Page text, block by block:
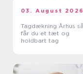
03. August 2026
Tagdækning Århus sådan
får du et tæt og
holdbart tag